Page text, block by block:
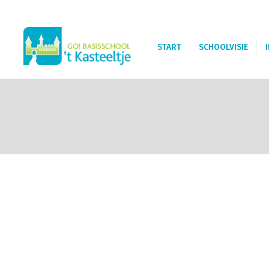
START SCHOOLVISIE